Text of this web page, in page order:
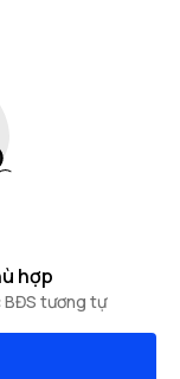
hợp
BĐS tương tự